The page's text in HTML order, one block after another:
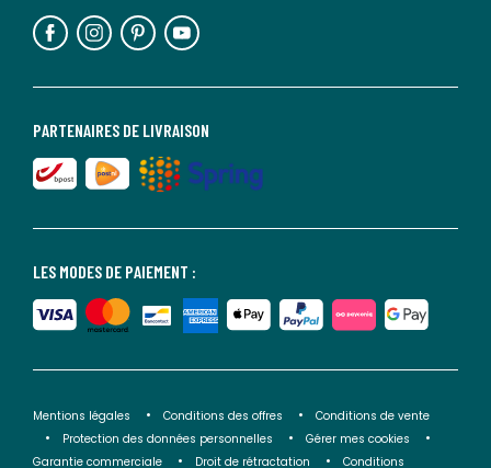
LES MODES DE PAIEMENT :
PARTENAIRES DE LIVRAISON
Mentions légales Conditions des offres
Conditions de vente
Protection des données personnelles
Gérer mes cookies
Garantie commerciale
Droit de rétractation Conditions